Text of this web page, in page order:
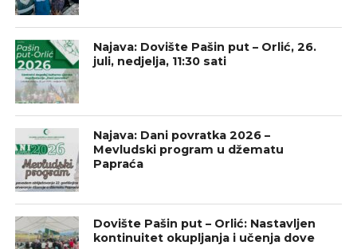
Najava: Dovište Pašin put – Orlić, 26.
juli, nedjelja, 11:30 sati
Najava: Dani povratka 2026 –
Mevludski program u džematu
Papraća
Dovište Pašin put – Orlić: Nastavljen
kontinuitet okupljanja i učenja dove